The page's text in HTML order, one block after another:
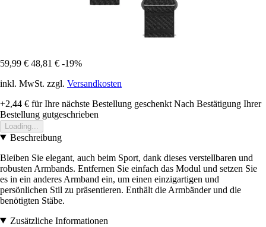
59,99 € 48,81 € -19%
inkl. MwSt. zzgl. Versandkosten
+2,44 € für Ihre nächste Bestellung geschenkt Nach Bestätigung Ihrer
Bestellung gutgeschrieben
Loading...
Beschreibung
Bleiben Sie elegant, auch beim Sport, dank dieses verstellbaren und
robusten Armbands. Entfernen Sie einfach das Modul und setzen Sie
es in ein anderes Armband ein, um einen einzigartigen und
persönlichen Stil zu präsentieren. Enthält die Armbänder und die
benötigten Stäbe.
Zusätzliche Informationen